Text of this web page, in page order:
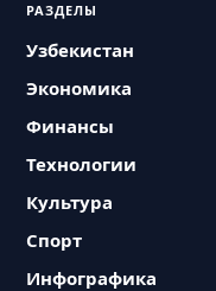
РАЗДЕЛЫ
Узбекистан
Экономика
Финансы
Технологии
Культура
Спорт
Инфографика